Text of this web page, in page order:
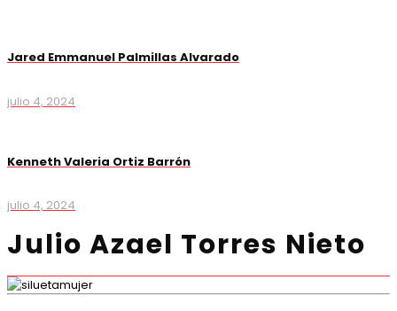
Jared Emmanuel Palmillas Alvarado
julio 4, 2024
Kenneth Valeria Ortiz Barrón
julio 4, 2024
Julio Azael Torres Nieto